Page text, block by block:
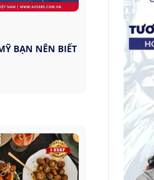
BẠN NÊN BIẾT